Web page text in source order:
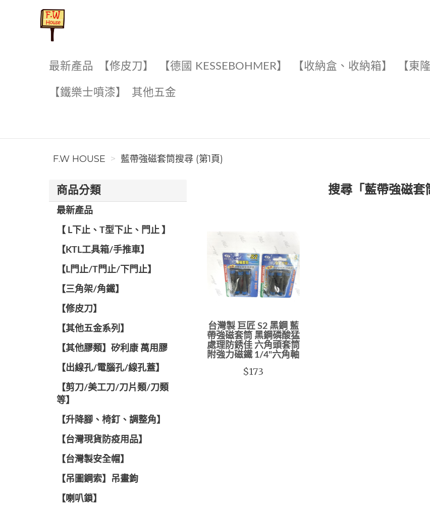
最新產品 【修皮刀】 【德國 KESSEBOHMER】 【收納盒、收納箱】 【東
【鐵樂士噴漆】 其他五金
F.W HOUSE 藍帶強磁套筒搜尋 (第1頁)
商品分類
最新產品
【 L下止、T型下止、門止 】
【KTL工具箱/手推車】
【L門止/T門止/下門止】
【三角架/角鐵】
【修皮刀】
【其他五金系列】
【其他膠類】矽利康 萬用膠
【出線孔/電腦孔/線孔蓋】
【剪刀/美工刀/刀片類/刀類
等】
【升降腳、椅釘、調整角】
【台灣現貨防疫用品】
【台灣製安全帽】
【吊圖鋼索】吊畫鉤
【喇叭鎖】
搜尋「藍帶強磁套
台灣製 巨匠 S2 黑鋼 藍
帶強磁套筒 黑鋼磷酸猛
處理防銹佳 六角頭套筒
附強力磁鐵 1/4"六角軸
$173